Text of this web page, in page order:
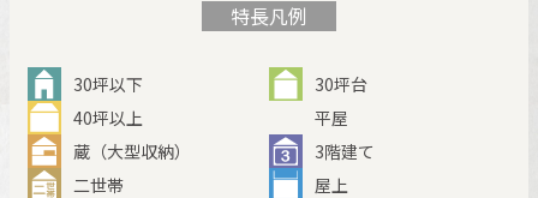
特長凡例
30坪以下
30坪台
40坪以上
平屋
蔵（大型収納）
3階建て
二世帯
屋上